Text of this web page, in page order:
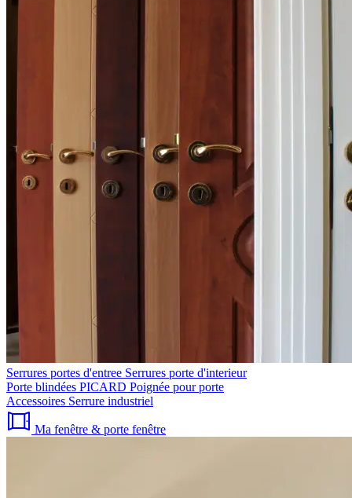
Serrures portes d'entree Serrures porte d'interieur
Porte blindées PICARD Poignée pour porte
Accessoires Serrure industriel
Ma fenêtre & porte fenêtre